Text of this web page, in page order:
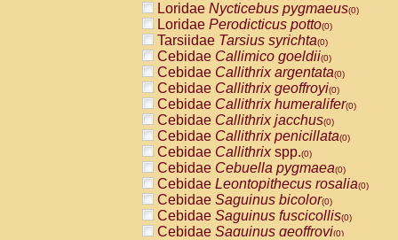
Loridae Nycticebus pygmaeus(0)
Loridae Perodicticus potto(0)
Tarsiidae Tarsius syrichta(0)
Cebidae Callimico goeldii(0)
Cebidae Callithrix argentata(0)
Cebidae Callithrix geoffroyi(0)
Cebidae Callithrix humeralifer(0)
Cebidae Callithrix jacchus(0)
Cebidae Callithrix penicillata(0)
Cebidae Callithrixspp.(0)
Cebidae Cebuella pygmaea(0)
Cebidae Leontopithecus rosalia(0)
Cebidae Saguinus bicolor(0)
Cebidae Saguinus fuscicollis(0)
Cebidae Saguinus geoffroyi(0)